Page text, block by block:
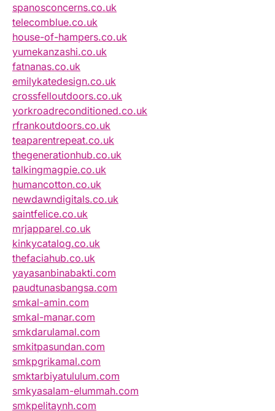
spanosconcerns.co.uk
telecomblue.co.uk
house-of-hampers.co.uk
yumekanzashi.co.uk
fatnanas.co.uk
emilykatedesign.co.uk
crossfelloutdoors.co.uk
yorkroadreconditioned.co.uk
rfrankoutdoors.co.uk
teaparentrepeat.co.uk
thegenerationhub.co.uk
talkingmagpie.co.uk
humancotton.co.uk
newdawndigitals.co.uk
saintfelice.co.uk
mrjapparel.co.uk
kinkycatalog.co.uk
thefaciahub.co.uk
yayasanbinabakti.com
paudtunasbangsa.com
smkal-amin.com
smkal-manar.com
smkdarulamal.com
smkitpasundan.com
smkpgrikamal.com
smktarbiyatululum.com
smkyasalam-elummah.com
smkpelitaynh.com